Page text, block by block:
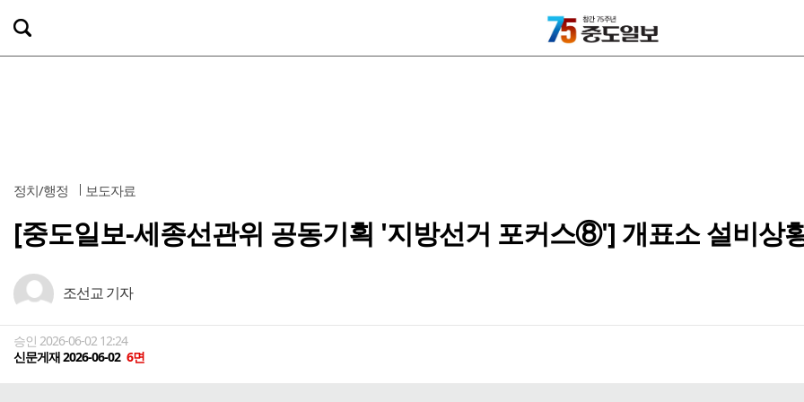
정치/행정 보도자료
[중도일보-세종선관위 공동기획 '지방선거 포커스⑧'] 개표소 설비상
조선교 기자
승인 2026-06-02 12:24
신문게재 2026-06-02 6면